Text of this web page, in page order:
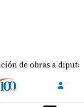
a diputados